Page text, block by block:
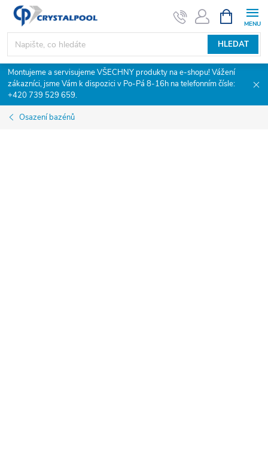
Přejít
obsah
HLEDAT
NÁKUPNÍ
KOŠÍK
Montujeme a servisujeme VŠECHNY produkty na e-shopu! Vážení
zákazníci, jsme Vám k dispozici v Po-Pá 8-16h na telefonním čísle:
+420 739 529 659.
Osazení bazénů